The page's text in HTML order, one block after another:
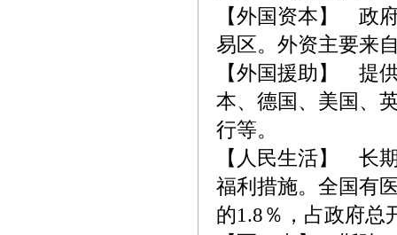
【外国资本】 政
易区。外资主要来
【外国援助】 提
本、德国、美国、
行等。
【人民生活】 长
福利措施。全国有
的1.8％，占政府总